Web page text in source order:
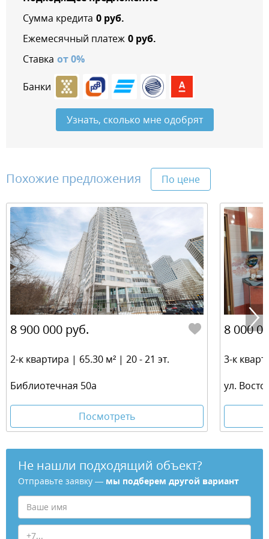
Сумма кредита 0руб.
Ежемесячный платеж 0руб.
Ставка от0%
Банки
Узнать, сколько мне одобрят
Похожие предложения По цене
8 900 000 руб.
2-к квартира | 65.30 м² | 20 - 21 эт.
Библиотечная 50а
Посмотреть
8 000
3-к
ул.
Не нашли подходящий объект?
Отправьте заявку — мы подберем другой вариант